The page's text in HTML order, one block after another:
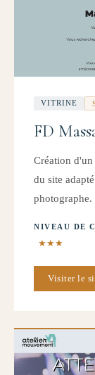
VITRINE
FD
Création
du site
photographe.
NIVEAU DE
★★★
Visiter le